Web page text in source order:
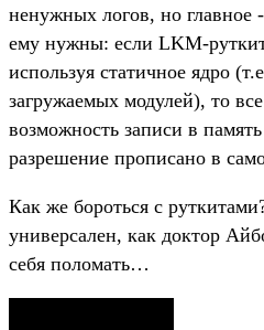
ненужных логов, но главное
ему нужны: если LKM-
используя статичное ядро
загружаемых модулей), то
возможность записи в
разрешение прописано в
Как же бороться с
универсален, как доктор
себя поломать…